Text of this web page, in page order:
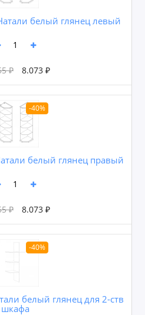
белый глянец левый
₽ 8.073 ₽
-40%
белый глянец правый
₽ 8.073 ₽
-40%
белый глянец для 2-ств
шкафа